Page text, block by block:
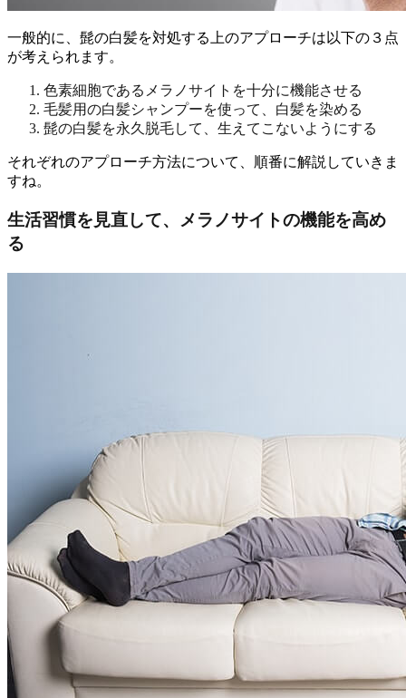
一般的に、髭の白髪を対処する上のアプローチは以下の３点
が考えられます。
色素細胞であるメラノサイトを十分に機能させる
毛髪用の白髪シャンプーを使って、白髪を染める
髭の白髪を永久脱毛して、生えてこないようにする
それぞれのアプローチ方法について、順番に解説していきま
すね。
生活習慣を見直して、メラノサイトの機能を高め
る